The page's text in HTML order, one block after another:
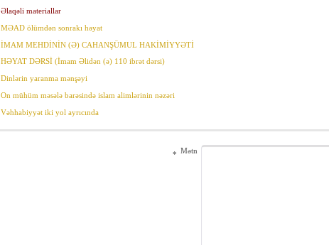
Əlaqəli materiallar
MƏAD ölümdən sonrakı həyat
İMAM MEHDİNİN (Ə) CAHANŞÜMUL HAKİMİYYƏTİ
HƏYAT DƏRSİ (İmam Əlidən (ə) 110 ibrət dərsi)
Dinlərin yaranma mənşəyi
On mühüm məsələ barəsində islam alimlərinin nəzəri
Vəhhabiyyət iki yol ayrıcında
* Mətn